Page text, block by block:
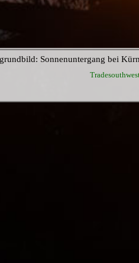
Sonnenuntergang bei